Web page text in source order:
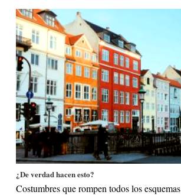
¿De verdad hacen esto?
Costumbres que rompen todos los esquemas